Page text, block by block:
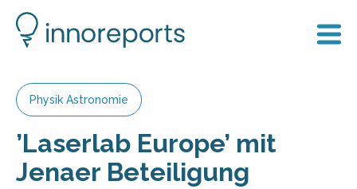
Physik Astronomie
’Laserlab Europe’ mit
Jenaer Beteiligung